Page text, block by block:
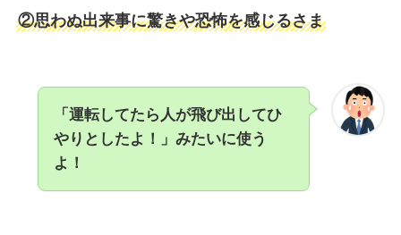
②思わぬ出来事に驚きや恐怖を感じるさま
「運転してたら人が飛び出してひ
やりとしたよ！」みたいに使う
よ！